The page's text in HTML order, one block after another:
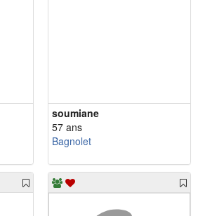
soumiane
57 ans
Bagnolet